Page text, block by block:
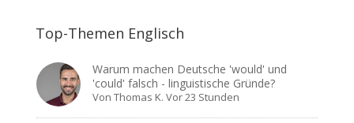
Top-Themen Englisch
Warum machen Deutsche 'would' und
'could' falsch - linguistische Gründe?
VonThomas K. Vor 23 Stunden